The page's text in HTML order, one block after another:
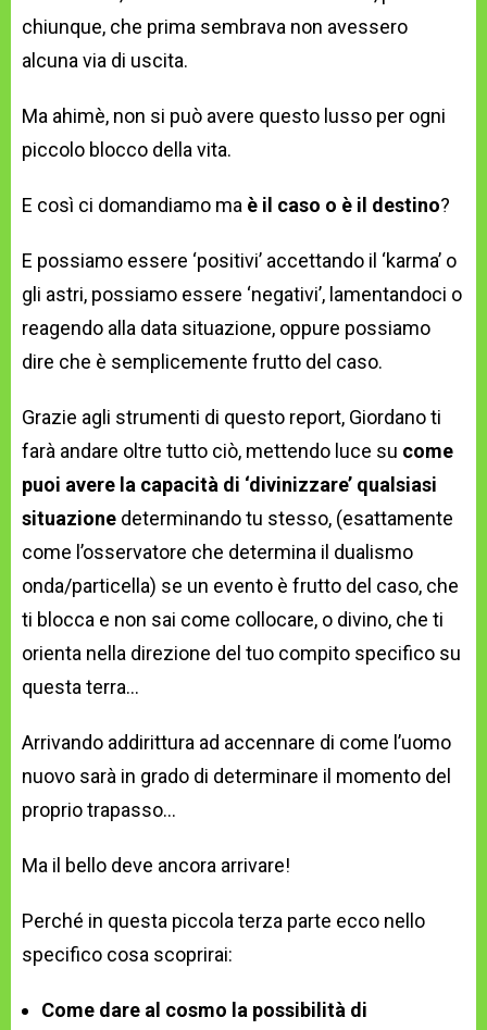
chiunque, che prima sembrava non avessero
alcuna via di uscita.
Ma ahimè, non si può avere questo lusso per ogni
piccolo blocco della vita.
E così ci domandiamo ma è il caso o è il destino?
E possiamo essere ‘positivi’ accettando il ‘karma’ o
gli astri, possiamo essere ‘negativi’, lamentandoci o
reagendo alla data situazione, oppure possiamo
dire che è semplicemente frutto del caso.
Grazie agli strumenti di questo report, Giordano ti
farà andare oltre tutto ciò, mettendo luce su come
puoi avere la capacità di ‘divinizzare’ qualsiasi
situazione determinando tu stesso, (esattamente
come l’osservatore che determina il dualismo
onda/particella) se un evento è frutto del caso, che
ti blocca e non sai come collocare, o divino, che ti
orienta nella direzione del tuo compito specifico su
questa terra…
Arrivando addirittura ad accennare di come l’uomo
nuovo sarà in grado di determinare il momento del
proprio trapasso…
Ma il bello deve ancora arrivare!
Perché in questa piccola terza parte ecco nello
specifico cosa scoprirai:
Come dare al cosmo la possibilità di